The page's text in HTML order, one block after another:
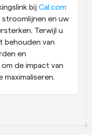
bij Cal.com
en uw
Terwijl u
behouden van
en
de impact van